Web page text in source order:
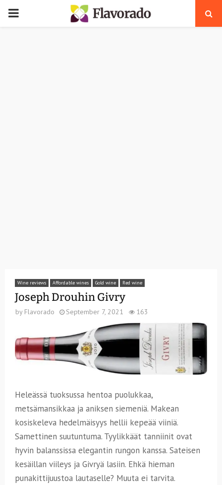
PRIMARY
Wine reviews Affordable wines Gold wine Red wine
Joseph Drouhin Givry
by Flavorado September 7, 2021 163
Heleässä tuoksussa hentoa puolukkaa,
metsämansikkaa ja aniksen siemeniä. Makean
kosiskeleva hedelmäisyys hellii kepeää viiniä.
Samettinen suutuntuma. Tyylikkäät tanniinit ovat
hyvin balanssissa elegantin rungon kanssa. Sateisen
kesäillan viileys ja Givryä lasiin. Ehkä hieman
punakittijuustoa lautaselle? Muuta ei tarvita.